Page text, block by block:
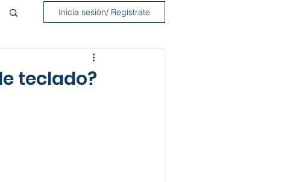
Inicia sesión/ Regístrate
teclado?